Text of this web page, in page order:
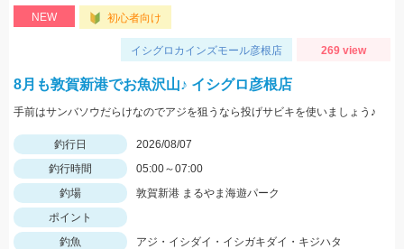
NEW 初心者向け
イシグロカインズモール彦根店 269 view
8月も敦賀新港でお魚沢山♪ イシグロ彦根店
手前はサンバソウだらけなのでアジを狙うなら投げサビキを使いましょう♪
釣行日
2026/08/07
釣行時間
05:00～07:00
釣場
敦賀新港 まるやま海遊パーク
ポイント
釣魚
アジ・イシダイ・イシガキダイ・キジハタ